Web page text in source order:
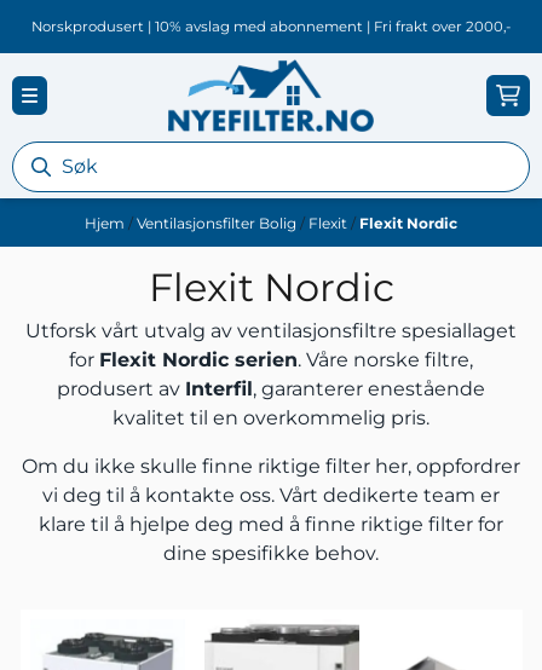
Hopp til innhold
Norskprodusert | 10% avslag med abonnement | Fri frakt over 2000,-
Hjem / Ventilasjonsfilter Bolig / Flexit / Flexit Nordic
Flexit Nordic
Utforsk vårt utvalg av ventilasjonsfiltre spesiallaget
for Flexit Nordic serien. Våre norske filtre,
produsert av Interfil, garanterer enestående
kvalitet til en overkommelig pris.
Om du ikke skulle finne riktige filter her, oppfordrer
vi deg til å kontakte oss. Vårt dedikerte team er
klare til å hjelpe deg med å finne riktige filter for
dine spesifikke behov.